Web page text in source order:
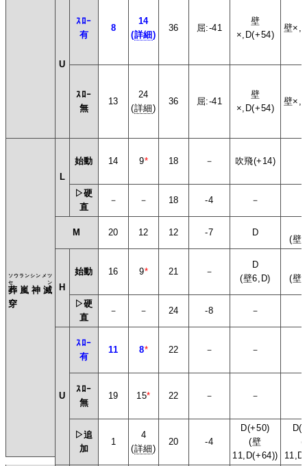
U
ｽﾛｰ
有
8
14
(詳細)
36 屈:-41
壁
×,D(+54)
壁
ｽﾛｰ
無
13
24
(詳細)
36 屈:-41
壁
×,D(+54)
壁
葬嵐神滅
穿
ソウランシンメツ
セン
L
始動 14 9* 18 － 吹飛(+14)
▷硬
直
－ － 18 -4 －
M 20 12 12 -7 D
(壁
H
始動 16 9* 21 －
D
(壁6,D)
(壁
▷硬
直
－ － 24 -8 －
U
ｽﾛｰ
有
11 8* 22 － －
ｽﾛｰ
無
19 15* 22 － －
▷追
加
1
4
(詳細)
20 -4
D(+50)
(壁
11,D(+64))
(